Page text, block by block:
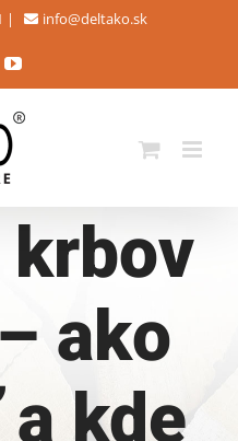
| info@deltako.sk
YouTube
krbov
ako
kde